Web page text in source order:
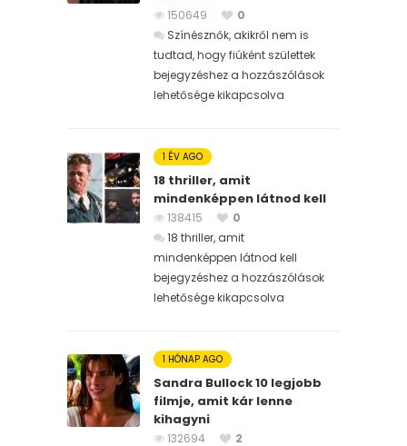
150649
0
Színésznők, akikről nem is
tudtad, hogy fiúként születtek
bejegyzéshez a hozzászólások
lehetősége kikapcsolva
1 ÉV AGO
18 thriller, amit
mindenképpen látnod kell
138415
0
18 thriller, amit
mindenképpen látnod kell
bejegyzéshez a hozzászólások
lehetősége kikapcsolva
1 HÓNAP AGO
Sandra Bullock 10 legjobb
filmje, amit kár lenne
kihagyni
132694
2